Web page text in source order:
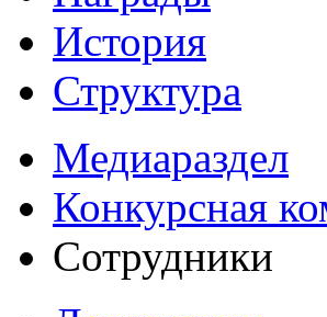
История
Структура
Медиараздел
Конкурсная
Сотрудники